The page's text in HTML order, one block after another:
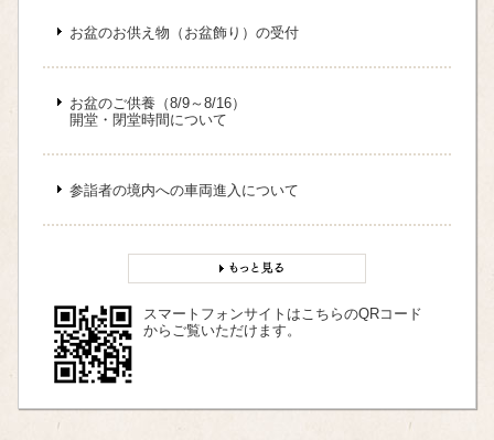
お盆のお供え物（お盆飾り）の受付
お盆のご供養（8/9～8/16）
開堂・閉堂時間について
参詣者の境内への車両進入について
スマートフォンサイトはこちらのQRコード
からご覧いただけます。